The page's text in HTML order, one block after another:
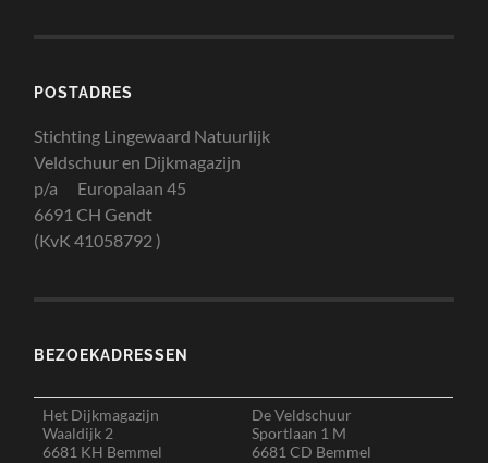
POSTADRES
Stichting Lingewaard Natuurlijk
Veldschuur en Dijkmagazijn
p/a Europalaan 45
6691 CH Gendt
(KvK 41058792 )
BEZOEKADRESSEN
Het Dijkmagazijn
Waaldijk 2
6681 KH Bemmel
De Veldschuur
Sportlaan 1 M
6681 CD Bemmel